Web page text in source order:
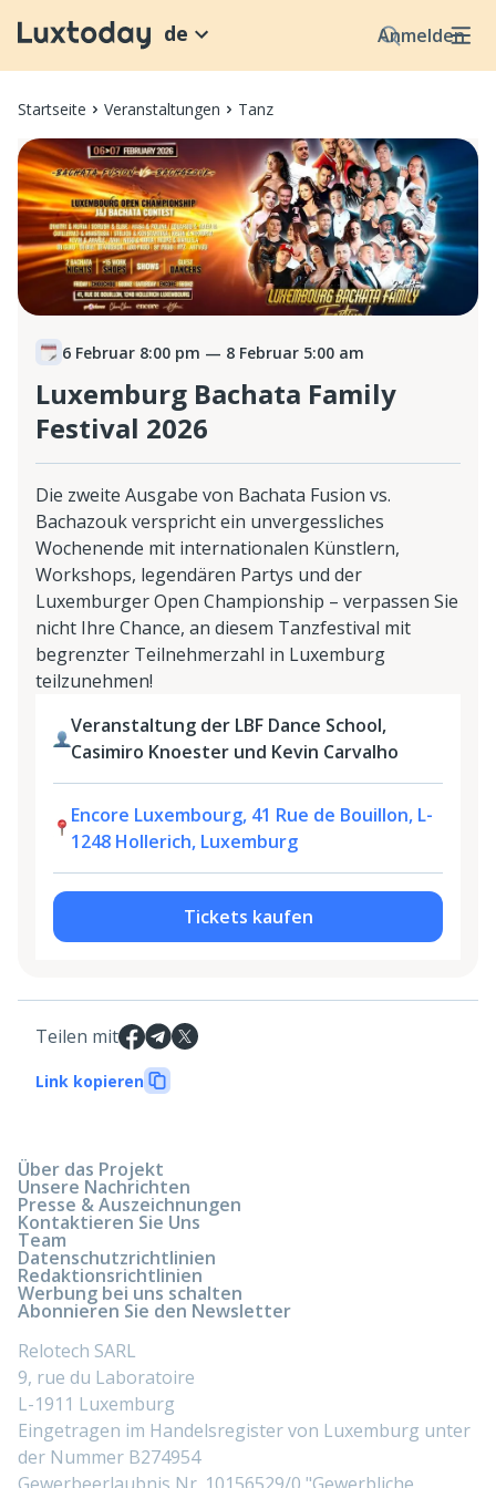
Anmelden
de
Startseite Veranstaltungen Tanz
6 Februar 8:00 pm — 8 Februar 5:00 am
Luxemburg Bachata Family
Festival 2026
Die zweite Ausgabe von Bachata Fusion vs.
Bachazouk verspricht ein unvergessliches
Wochenende mit internationalen Künstlern,
Workshops, legendären Partys und der
Luxemburger Open Championship – verpassen Sie
nicht Ihre Chance, an diesem Tanzfestival mit
begrenzter Teilnehmerzahl in Luxemburg
teilzunehmen!
Veranstaltung der LBF Dance School,
Casimiro Knoester und Kevin Carvalho
Encore Luxembourg, 41 Rue de Bouillon, L-
1248 Hollerich, Luxemburg
Tickets kaufen
Teilen mit
Link kopieren
Über das Projekt
Unsere Nachrichten
Presse & Auszeichnungen
Kontaktieren Sie Uns
Team
Datenschutzrichtlinien
Redaktionsrichtlinien
Werbung bei uns schalten
Abonnieren Sie den Newsletter
Relotech SARL
9, rue du Laboratoire
L-1911 Luxemburg
Eingetragen im Handelsregister von Luxemburg unter
der Nummer B274954